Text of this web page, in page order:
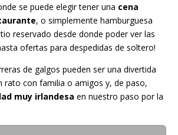
se puede elegir tener una cena
, o simplemente hamburguesa
reservado desde donde poder ver las
ofertas para despedidas de soltero!
de galgos pueden ser una divertida
rato con familia o amigos y, de paso,
muy irlandesa en nuestro paso por la